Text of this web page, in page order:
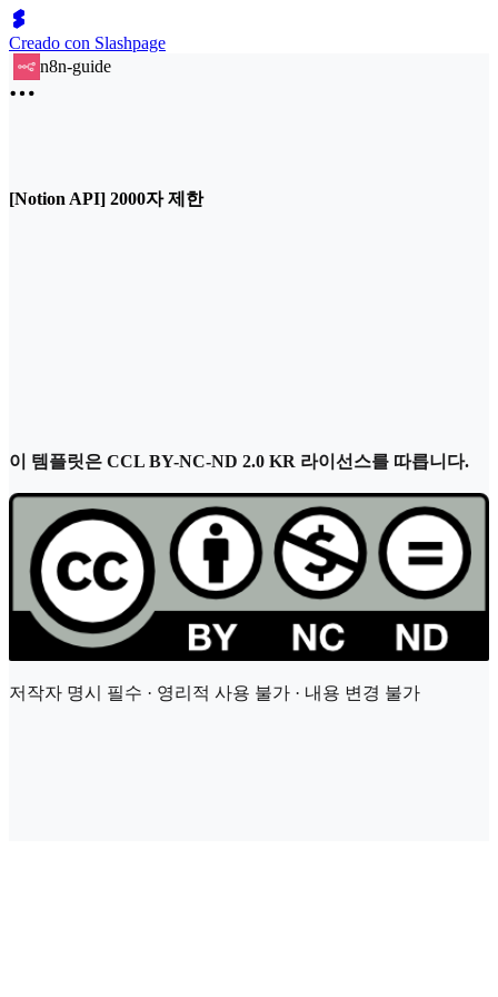
Creado con Slashpage
n8n-guide
[Notion API] 2000자 제한
이 템플릿은 CCL BY-NC-ND 2.0 KR 라이선스를 따릅니다.
저작자 명시 필수 · 영리적 사용 불가 · 내용 변경 불가